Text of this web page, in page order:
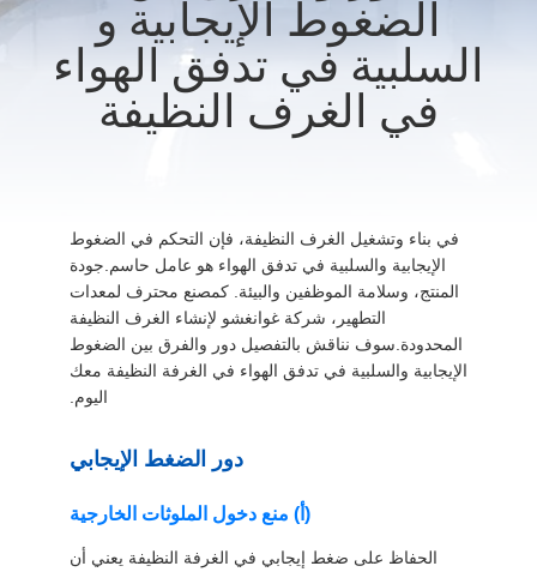
مراقبة
الضغوط الإيجابية و
السلبية في تدفق الهواء
في الغرف النظيفة
في بناء وتشغيل الغرف النظيفة، فإن التحكم في الضغوط
الإيجابية والسلبية في تدفق الهواء هو عامل حاسم.جودة
المنتج، وسلامة الموظفين والبيئة. كمصنع محترف لمعدات
التطهير، شركة غوانغشو لإنشاء الغرف النظيفة
المحدودة.سوف نناقش بالتفصيل دور والفرق بين الضغوط
الإيجابية والسلبية في تدفق الهواء في الغرفة النظيفة معك
اليوم.
دور الضغط الإيجابي
(أ) منع دخول الملوثات الخارجية
الحفاظ على ضغط إيجابي في الغرفة النظيفة يعني أن